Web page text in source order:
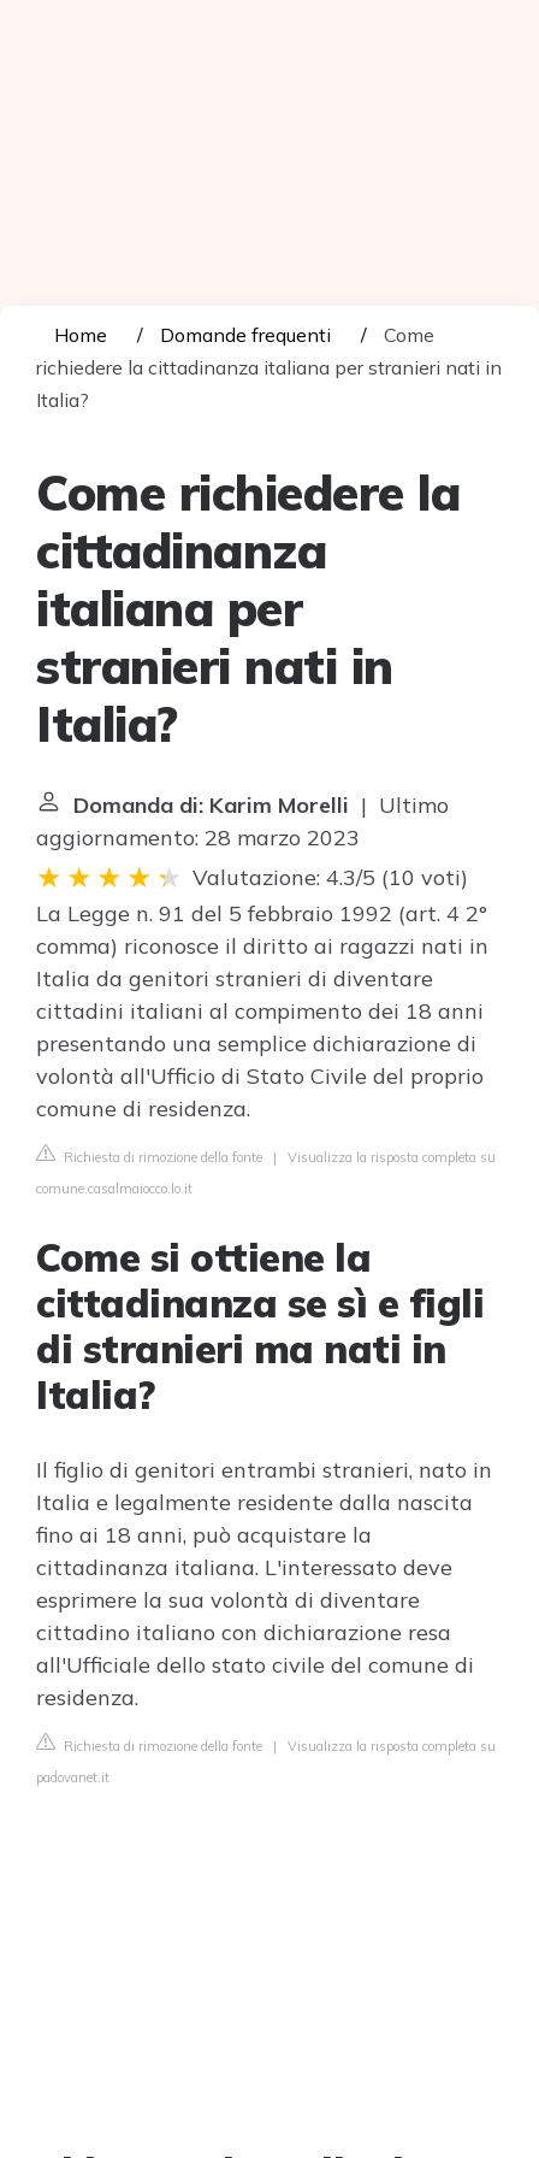
Home Domande frequenti
Come
richiedere la cittadinanza italiana per stranieri nati in
Italia?
Come richiedere la
cittadinanza
italiana per
stranieri nati in
Italia?
Domanda di: Karim Morelli | Ultimo
aggiornamento: 28 marzo 2023
Valutazione: 4.3/5 (10 voti)
La Legge n. 91 del 5 febbraio 1992 (art. 4 2°
comma) riconosce il diritto ai ragazzi nati in
Italia da genitori stranieri di diventare
cittadini italiani al compimento dei 18 anni
presentando una semplice dichiarazione di
volontà all'Ufficio di Stato Civile del proprio
comune di residenza.
Richiesta di rimozione della fonte | Visualizza la risposta completa su
comune.casalmaiocco.lo.it
Come si ottiene la
cittadinanza se sì e figli
di stranieri ma nati in
Italia?
Il figlio di genitori entrambi stranieri, nato in
Italia e legalmente residente dalla nascita
fino ai 18 anni, può acquistare la
cittadinanza italiana. L'interessato deve
esprimere la sua volontà di diventare
cittadino italiano con dichiarazione resa
all'Ufficiale dello stato civile del comune di
residenza.
Richiesta di rimozione della fonte | Visualizza la risposta completa su
padovanet.it